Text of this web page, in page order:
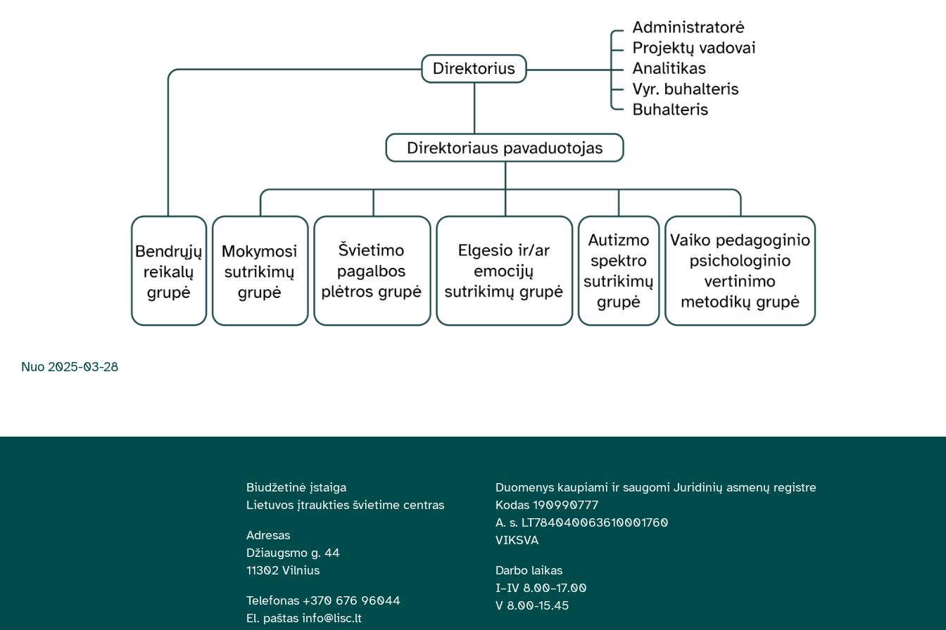
Nuo 2025-03-28
Biudžetinė įstaiga
Lietuvos įtraukties švietime centras
Adresas
Džiaugsmo g. 44
11302 Vilnius
Telefonas +370 676 96044
El. paštas info@lisc.lt
Duomenys kaupiami ir saugomi Juridinių asmenų registre
Kodas 190990777
A. s. LT784040063610001760
VIKSVA
Darbo laikas
I–IV 8.00–17.00
V 8.00-15.45